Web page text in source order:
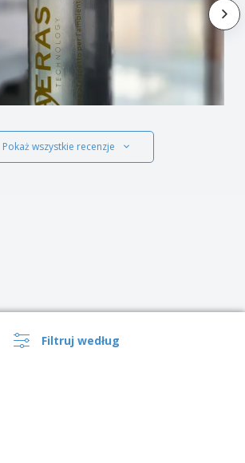
Filtruj według
Pokaż wszystkie recenzje